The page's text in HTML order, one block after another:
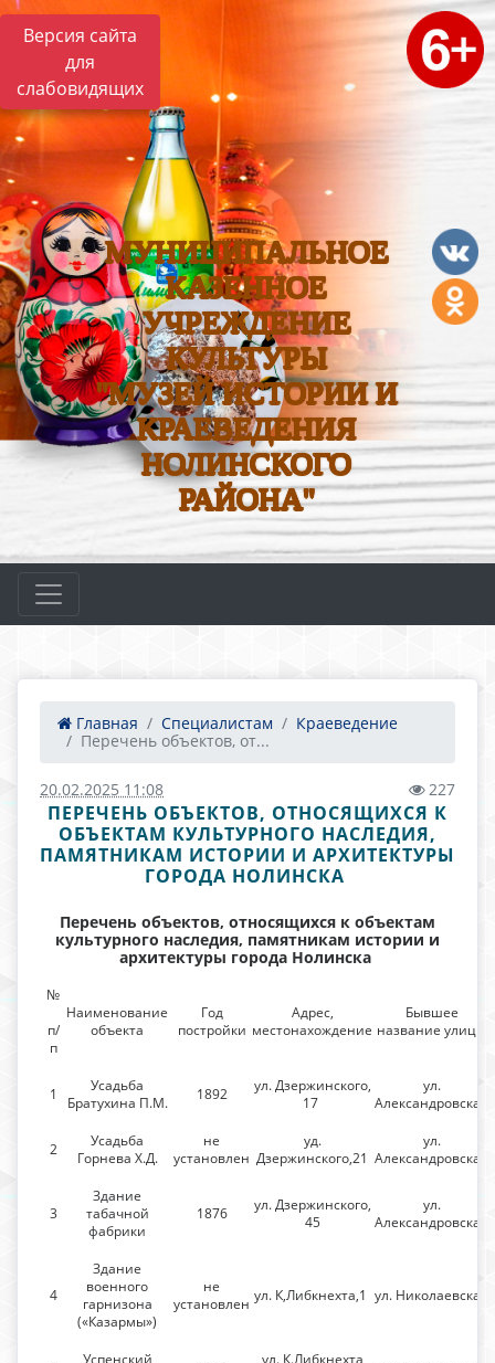
Версия сайта
для
слабовидящих
МУНИЦИПАЛЬНОЕ
КАЗЕННОЕ
УЧРЕЖДЕНИЕ
КУЛЬТУРЫ
"МУЗЕЙ ИСТОРИИ И
КРАЕВЕДЕНИЯ
НОЛИНСКОГО
РАЙОНА"
Главная Специалистам
Краеведение
Перечень объектов, от...
20.02.2025 11:08 227
ПЕРЕЧЕНЬ ОБЪЕКТОВ, ОТНОСЯЩИХСЯ К
ОБЪЕКТАМ КУЛЬТУРНОГО НАСЛЕДИЯ,
ПАМЯТНИКАМ ИСТОРИИ И АРХИТЕКТУРЫ
ГОРОДА НОЛИНСКА
Перечень объектов, относящихся к объектам
культурного наследия, памятникам истории и
архитектуры города Нолинска
№
п/
п
Наименование
объекта
Год
постройки
Адрес,
местонахождение
Бывшее
название улицы
1
Усадьба
Братухина П.М.
1892
ул. Дзержинского,
17
ул.
Александровская
2
Усадьба
Горнева Х.Д.
не
установлен
уд.
Дзержинского,21
ул.
Александровская
3
Здание
табачной
фабрики
1876
ул. Дзержинского,
45
ул.
Александровская
4
Здание
военного
гарнизона
(«Казармы»)
не
установлен ул. К,Либкнехта,1 ул. Николаевская
Успенский
ул. К.Либкнехта